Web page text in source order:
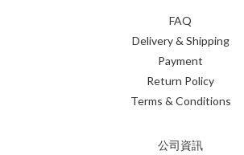
FAQ
Delivery & Shipping
Payment
Return Policy
Terms & Conditions
公司資訊